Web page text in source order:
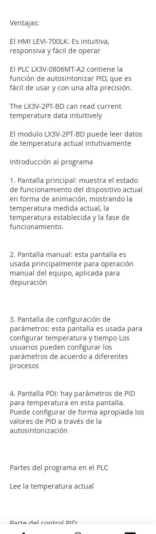
Ventajas:
El HMI LEVI-700LK. Es intuitiva,
responsiva y fácil de operar
El PLC LX3V-0806MT-A2 contiene la
función de autosintonizar PID, que es
fácil de usar y con una alta precisión.
The LX3V-2PT-BD can read current
temperature data intuitively
El modulo LX3V-2PT-BD puede leer datos
de temperatura actual intutivamente
Introducción al programa
1. Pantalla principal: muestra el estado
de funcionamiento del dispositivo actual
en forma de animación, mostrando la
temperatura medida actual, la
temperatura establecida y la fase de
funcionamiento.
2. Pantalla manual: esta pantalla es
usada principalmente para operación
manual del equipo, aplicada para
depuración
3. Pantalla de configuración de
parámetros: esta pantalla es usada para
configurar temperatura y tiempo Los
usuarios pueden configurar los
parámetros de acuerdo a diferentes
procesos
4. Pantalla PDI: hay parámetros de PID
para temperatura en esta pantalla.
Puede configurar de forma apropiada los
valores de PID a través de la
autosintonización
Partes del programa en el PLC
Lee la temperatura actual
Parte del control PID: